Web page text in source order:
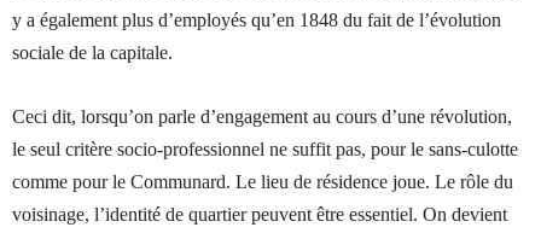
y a également plus d’employés qu’en 1848 du fait de l’évolution
sociale de la capitale.
Ceci dit, lorsqu’on parle d’engagement au cours d’une révolution,
le seul critère socio-professionnel ne suffit pas, pour le sans-culotte
comme pour le Communard. Le lieu de résidence joue. Le rôle du
voisinage, l’identité de quartier peuvent être essentiel. On devient